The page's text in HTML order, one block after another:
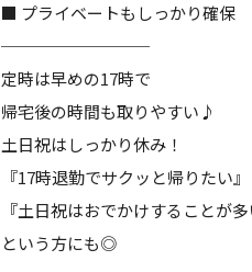
■ プライベートもしっかり確保
─────────
定時は早めの17時で
帰宅後の時間も取りやすい♪
土日祝はしっかり休み！
『17時退勤でサクッと帰りたい』
『土日祝はおでかけすることが
という方にも◎